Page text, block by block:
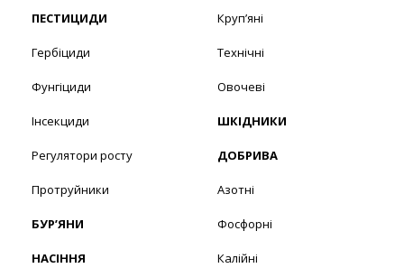
ПЕСТИЦИДИ
Гербіциди
Фунгіциди
Інсекциди
Регулятори росту
Протруйники
БУР’ЯНИ
НАСІННЯ
Круп’яні
Технічні
Овочеві
ШКІДНИКИ
ДОБРИВА
Азотні
Фосфорні
Калійні